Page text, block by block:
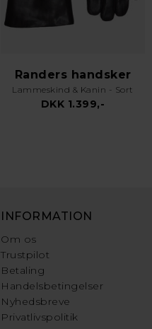
Randers handsker
Lammeskind & Kanin - Sort
DKK 1.399,-
INFORMATION
Om os
Trustpilot
Betaling
Handelsbetingelser
Nyhedsbreve
Privatlivspolitik